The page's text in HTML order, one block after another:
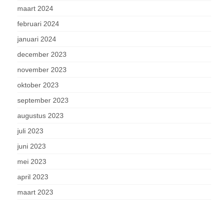
maart 2024
februari 2024
januari 2024
december 2023
november 2023
oktober 2023
september 2023
augustus 2023
juli 2023
juni 2023
mei 2023
april 2023
maart 2023